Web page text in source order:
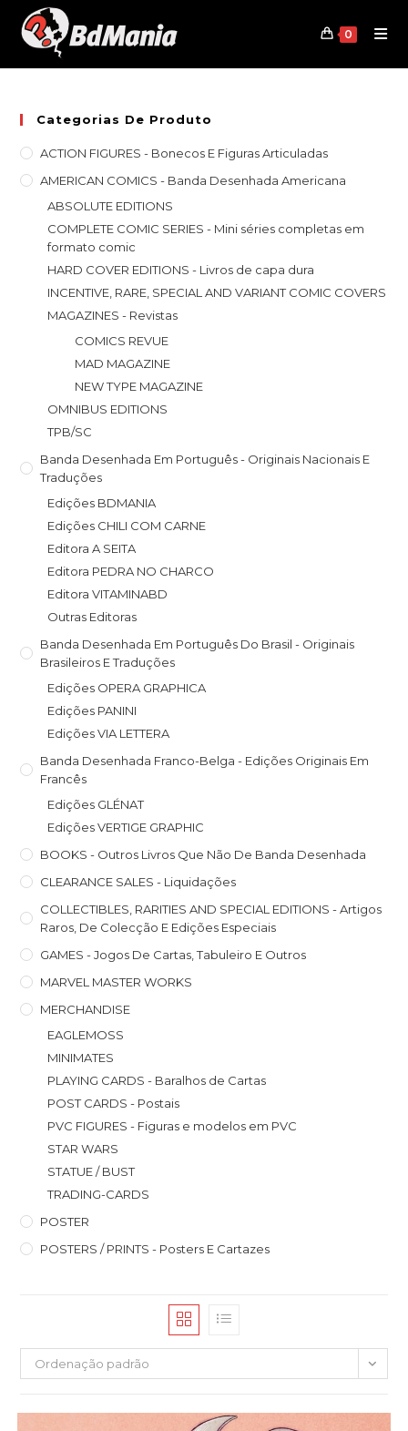
content
0
Categorias De Produto
ACTION FIGURES - Bonecos E Figuras Articuladas
AMERICAN COMICS - Banda Desenhada Americana
ABSOLUTE EDITIONS
COMPLETE COMIC SERIES - Mini séries completas em
formato comic
HARD COVER EDITIONS - Livros de capa dura
INCENTIVE, RARE, SPECIAL AND VARIANT COMIC COVERS
MAGAZINES - Revistas
COMICS REVUE
MAD MAGAZINE
NEW TYPE MAGAZINE
OMNIBUS EDITIONS
TPB/SC
Banda Desenhada Em Português - Originais Nacionais E
Traduções
Edições BDMANIA
Edições CHILI COM CARNE
Editora A SEITA
Editora PEDRA NO CHARCO
Editora VITAMINABD
Outras Editoras
Banda Desenhada Em Português Do Brasil - Originais
Brasileiros E Traduções
Edições OPERA GRAPHICA
Edições PANINI
Edições VIA LETTERA
Banda Desenhada Franco-Belga - Edições Originais Em
Francês
Edições GLÉNAT
Edições VERTIGE GRAPHIC
BOOKS - Outros Livros Que Não De Banda Desenhada
CLEARANCE SALES - Liquidações
COLLECTIBLES, RARITIES AND SPECIAL EDITIONS - Artigos
Raros, De Colecção E Edições Especiais
GAMES - Jogos De Cartas, Tabuleiro E Outros
MARVEL MASTER WORKS
MERCHANDISE
EAGLEMOSS
MINIMATES
PLAYING CARDS - Baralhos de Cartas
POST CARDS - Postais
PVC FIGURES - Figuras e modelos em PVC
STAR WARS
STATUE / BUST
TRADING-CARDS
POSTER
POSTERS / PRINTS - Posters E Cartazes
Ordenação padrão